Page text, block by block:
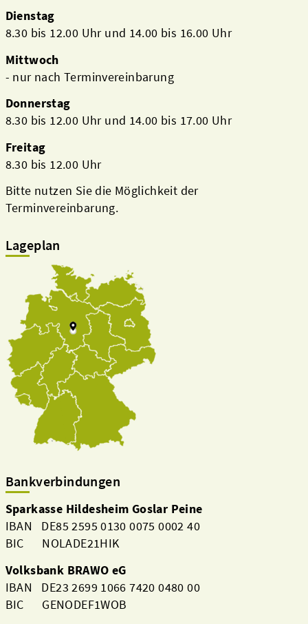
Dienstag
8.30 bis 12.00 Uhr und 14.00 bis 16.00 Uhr
Mittwoch
- nur nach Terminvereinbarung
Donnerstag
8.30 bis 12.00 Uhr und 14.00 bis 17.00 Uhr
Freitag
8.30 bis 12.00 Uhr
Bitte nutzen Sie die Möglichkeit der
Terminvereinbarung.
Lageplan
Bankverbindungen
Sparkasse Hildesheim Goslar Peine
IBAN DE85 2595 0130 0075 0002 40
BIC NOLADE21HIK
Volksbank BRAWO eG
IBAN DE23 2699 1066 7420 0480 00
BIC GENODEF1WOB